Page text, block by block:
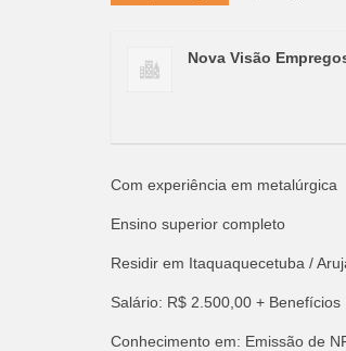
Nova Visão
Com experiência em metalúrgica
Ensino superior completo
Residir em Itaquaquecetuba /
Salário: R$ 2.500,00 + Benefícios
Conhecimento em: Emissão de